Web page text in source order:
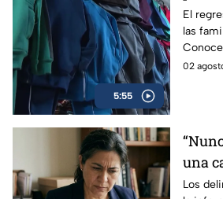
5:55
El
las
02
una
Los